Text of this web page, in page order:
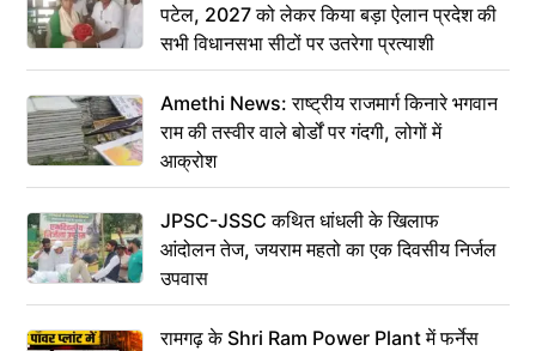
पटेल, 2027 को लेकर किया बड़ा ऐलान प्रदेश की
सभी विधानसभा सीटों पर उतरेगा प्रत्याशी
Amethi News: राष्ट्रीय राजमार्ग किनारे भगवान
राम की तस्वीर वाले बोर्डों पर गंदगी, लोगों में
आक्रोश
JPSC-JSSC कथित धांधली के खिलाफ
आंदोलन तेज, जयराम महतो का एक दिवसीय निर्जल
उपवास
रामगढ़ के Shri Ram Power Plant में फर्नेस